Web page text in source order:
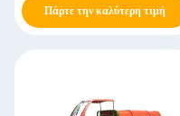
Πάρτε την καλύτερη τιμή